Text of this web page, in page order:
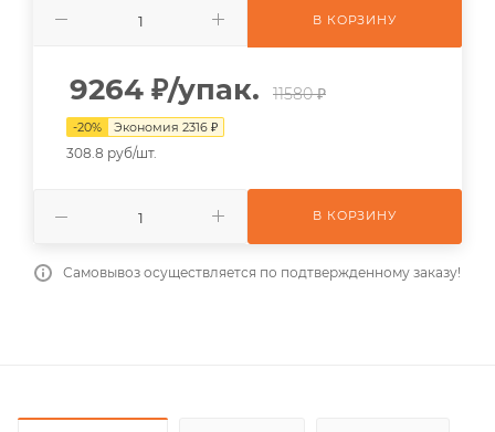
В КОРЗИНУ
9264 ₽/упак. 11580 ₽
-20% Экономия 2316 ₽
308.8 руб/шт.
В КОРЗИНУ
Самовывоз осуществляется по подтвержденному заказу!